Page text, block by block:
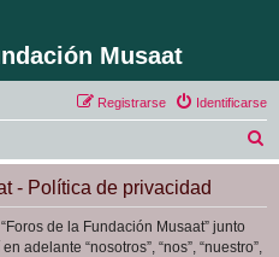
Musaat
Identificarse
Registrarse
u
- Política de privacidad
de la Fundación Musaat” junto
adelante “nosotros”, “nos”, “nuestro”,